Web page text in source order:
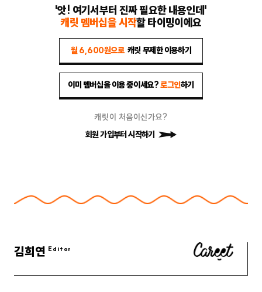
'앗! 여기서부터 진짜 필요한 내용인데'
캐릿 멤버십을 시작할 타이밍이에요
월 6,600원으로 캐릿 무제한 이용하기
이미 멤버십을 이용 중이세요?로그인하기
캐릿이 처음이신가요?
회원 가입부터 시작하기
김희연